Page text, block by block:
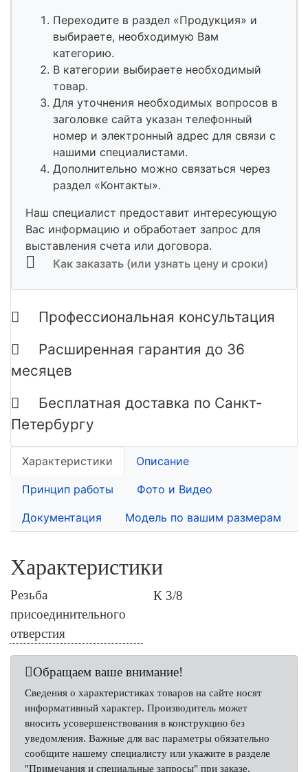
Переходите в раздел «Продукция» и
выбираете, необходимую Вам
категорию.
В категории выбираете необходимый
товар.
Для уточнения необходимых вопросов в
заголовке сайта указан телефонный
номер и электронный адрес для связи с
нашими специалистами.
Дополнительно можно связаться через
раздел «Контакты».
Наш специалист предоставит интересующую
Вас информацию и обработает запрос для
выставления счета или договора.
Как заказать (или узнать цену и сроки)
Профессиональная консультация
Расширенная гарантия до 36
месяцев
Бесплатная доставка по Санкт-
Петербургу
Характеристики Описание
Принцип работы Фото и Видео
Документация Модель по вашим размерам
Характеристики
Резьба
присоединительного
отверстия
К 3/8
Обращаем ваше внимание!
Сведения о характеристиках товаров на сайте носят
информативный характер. Производитель может
вносить усовершенствования в конструкцию без
уведомления. Важные для вас параметры обязательно
сообщите нашему специалисту или укажите в разделе
"Примечания и специальные запросы" при заказе.